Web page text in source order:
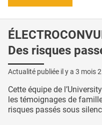
Des risques
Actualité publiée il y a 3 mois
Cette équipe de
les témoignages de
risques passés sous